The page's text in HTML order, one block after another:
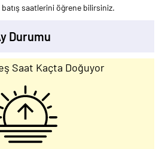
saatlerini öğrene bilirsiniz.
Durumu
Saat Kaçta Doğuyor